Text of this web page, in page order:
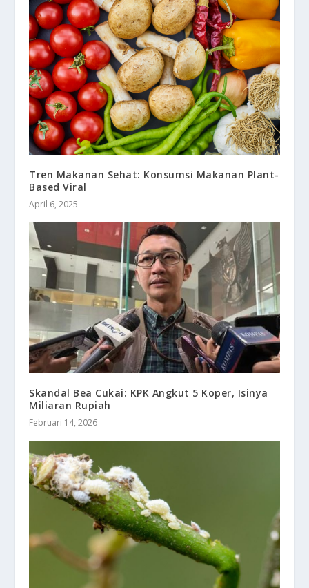
Tren Makanan Sehat: Konsumsi Makanan Plant-
Based Viral
April 6, 2025
Skandal Bea Cukai: KPK Angkut 5 Koper, Isinya
Miliaran Rupiah
Februari 14, 2026